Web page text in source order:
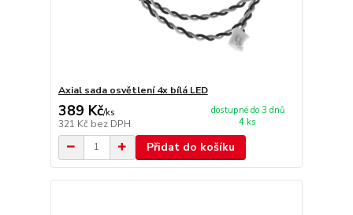
Axial sada osvětlení 4x bílá LED
389 Kč/ks
321 Kč bez DPH
dostupné do 3 dnů
4 ks
Přidat do košíku